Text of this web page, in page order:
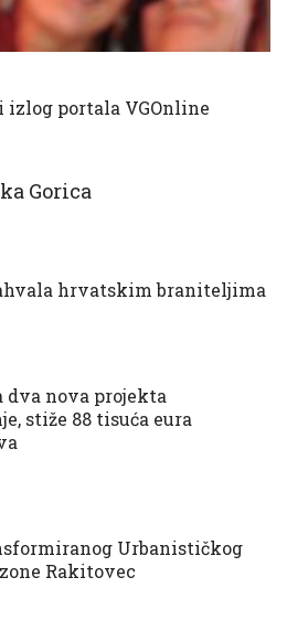
izlog portala VGOnline
Gorica
hrvatskim braniteljima
dva nova projekta
stiže 88 tisuća eura
Urbanističkog
Rakitovec